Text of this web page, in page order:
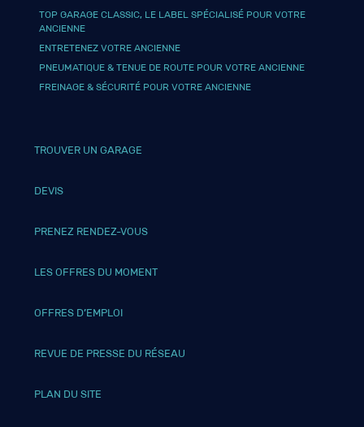
TOP GARAGE CLASSIC, LE LABEL SPÉCIALISÉ POUR VOTRE
ANCIENNE
ENTRETENEZ VOTRE ANCIENNE
PNEUMATIQUE & TENUE DE ROUTE POUR VOTRE ANCIENNE
FREINAGE & SÉCURITÉ POUR VOTRE ANCIENNE
TROUVER UN GARAGE
DEVIS
PRENEZ RENDEZ-VOUS
LES OFFRES DU MOMENT
OFFRES D’EMPLOI
REVUE DE PRESSE DU RÉSEAU
PLAN DU SITE